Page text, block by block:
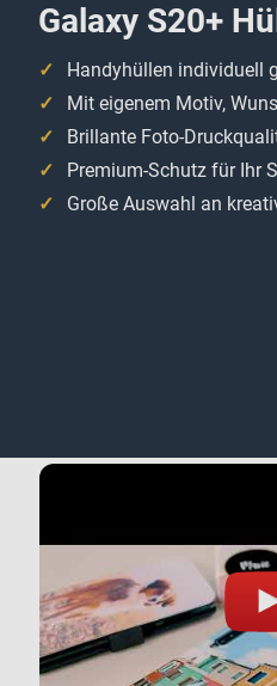
Galaxy S20+
Handyhüllen individuell
Mit eigenem Motiv,
Brillante Foto-
Premium-Schutz für Ihr
Große Auswahl an